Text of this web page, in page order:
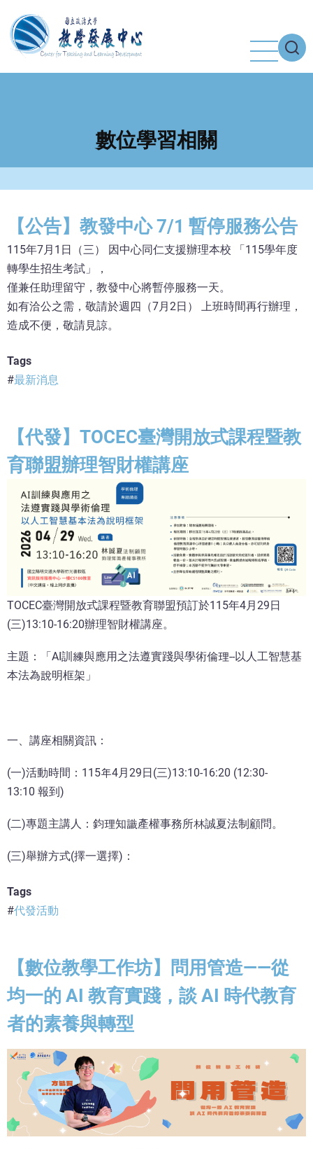
至
主
數位學習相關
【公告】教發中心 7/1 暫停服務公告
115年7月1日（三） 因中心同仁支援辦理本校 「115學年度
轉學生招生考試」，
僅兼任助理留守，教發中心將暫停服務一天。
如有洽公之需，敬請於週四（7月2日） 上班時間再行辦理，
造成不便，敬請見諒。
Tags
最新消息
【代發】TOCEC臺灣開放式課程暨教
育聯盟辦理智財權講座
TOCEC臺灣開放式課程暨教育聯盟預訂於115年4月29日
(三)13:10-16:20辦理智財權講座。
主題：「AI訓練與應用之法遵實踐與學術倫理--以人工智慧基
本法為說明框架」
一、講座相關資訊：
(一)活動時間：115年4月29日(三)13:10-16:20 (12:30-
13:10 報到)
(二)專題主講人：鈞理知識產權事務所林誠夏法制顧問。
(三)舉辦方式(擇一選擇)：
Tags
代發活動
【數位教學工作坊】問用管造——從
均一的 AI 教育實踐，談 AI 時代教育
者的素養與轉型